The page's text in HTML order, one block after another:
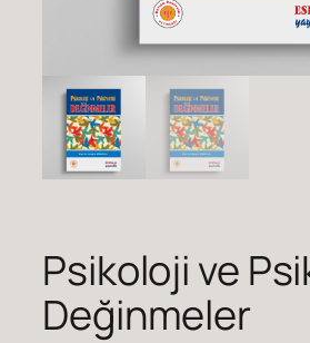
Psikoloji ve
Değinmeler